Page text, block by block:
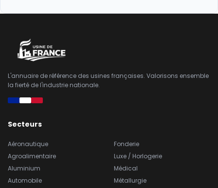
L'annuaire de référence des usines françaises. Valorisons ensemble
la fierté de l'industrie nationale.
Secteurs
Aéronautique
Agroalimentaire
Aluminium
Automobile
Fonderie
Luxe / Horlogerie
Médical
Métallurgie